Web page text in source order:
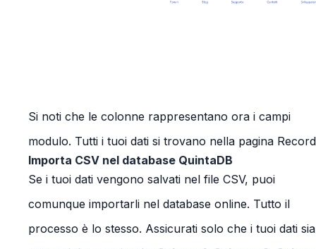
Si noti che le colonne rappresentano ora i campi
modulo. Tutti i tuoi dati si trovano nella pagina
Importa CSV nel database QuintaDB
Se i tuoi dati vengono salvati nel file CSV, puoi
comunque importarli nel database online. Tutto il
processo è lo stesso. Assicurati solo che i tuoi dati